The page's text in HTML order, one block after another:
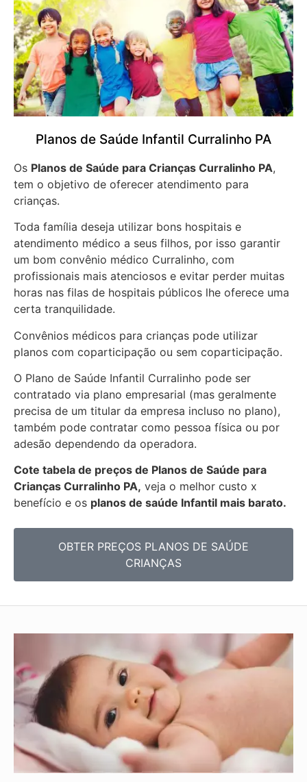
Planos de Saúde Infantil Curralinho PA
Os Planos de Saúde para Crianças Curralinho PA,
tem o objetivo de oferecer atendimento para
crianças.
Toda família deseja utilizar bons hospitais e
atendimento médico a seus filhos, por isso garantir
um bom convênio médico Curralinho, com
profissionais mais atenciosos e evitar perder muitas
horas nas filas de hospitais públicos lhe oferece uma
certa tranquilidade.
Convênios médicos para crianças pode utilizar
planos com coparticipação ou sem coparticipação.
O Plano de Saúde Infantil Curralinho pode ser
contratado via plano empresarial (mas geralmente
precisa de um titular da empresa incluso no plano),
também pode contratar como pessoa física ou por
adesão dependendo da operadora.
Cote tabela de preços de Planos de Saúde para
Crianças Curralinho PA, veja o melhor custo x
benefício e os planos de saúde Infantil mais barato.
OBTER PREÇOS PLANOS DE SAÚDE
CRIANÇAS